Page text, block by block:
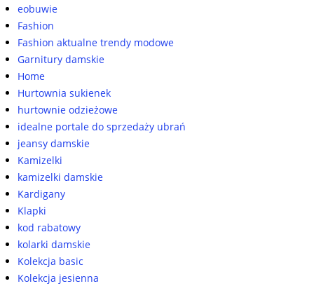
eobuwie
Fashion
Fashion aktualne trendy modowe
Garnitury damskie
Home
Hurtownia sukienek
hurtownie odzieżowe
idealne portale do sprzedaży ubrań
jeansy damskie
Kamizelki
kamizelki damskie
Kardigany
Klapki
kod rabatowy
kolarki damskie
Kolekcja basic
Kolekcja jesienna